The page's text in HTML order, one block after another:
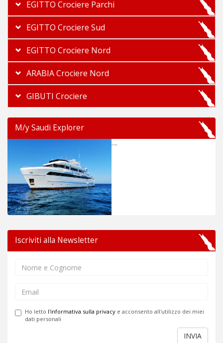
EGITTO Crociere Parchi
EGITTO Crociere Sud
EGITTO Crociere Nord
ARABIA Crociere Nord
GIBUTI Crociere
M/y Saudi Explorer
....
Iscriviti alla Newsletter
Ho letto l'informativa sulla privacy e acconsento all'utilizzo dei miei
dati personali
INVIA